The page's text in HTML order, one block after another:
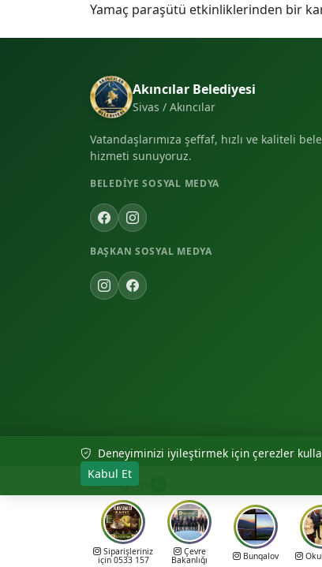
Yamaç paraşütü etkinliklerinden bir
Akıncılar Belediyesi
Sivas / Akıncılar
Vatandaşlarımıza şeffaf, hızlı ve kaliteli
hizmeti sunuyoruz.
BELEDIYE SOSYAL MEDYA
BAŞKAN SOSYAL MEDYA
© 2026 Akıncılar Belediyesi — Tüm hakları saklıdır.
Deneyiminizi iyileştirmek için çerezler
Kabul Et
Hikayeler
Siparişleriniz
için 0533 157
Çevre
Bakanlığı Bungalov